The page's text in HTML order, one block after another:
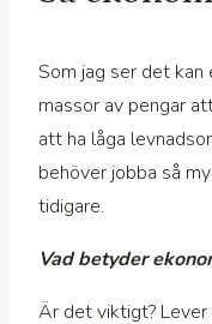
Som jag ser det
massor av pengar
att ha låga
behöver jobba så
tidigare.
Vad betyder
Är det viktigt?